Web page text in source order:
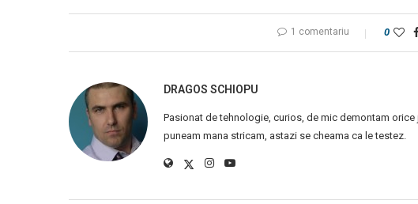
1 comentariu 0
DRAGOS SCHIOPU
Pasionat de tehnologie, curios, de mic demontam
puneam mana stricam, astazi se cheama ca le testez.